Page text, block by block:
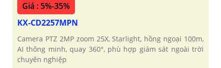
Giá : 5%-35%
KX-CD2257MPN
Camera PTZ 2MP zoom 25X, Starlight, hồng ngoại 100m,
AI thông minh, quay 360°, phù hợp giám sát ngoài trời
chuyên nghiệp